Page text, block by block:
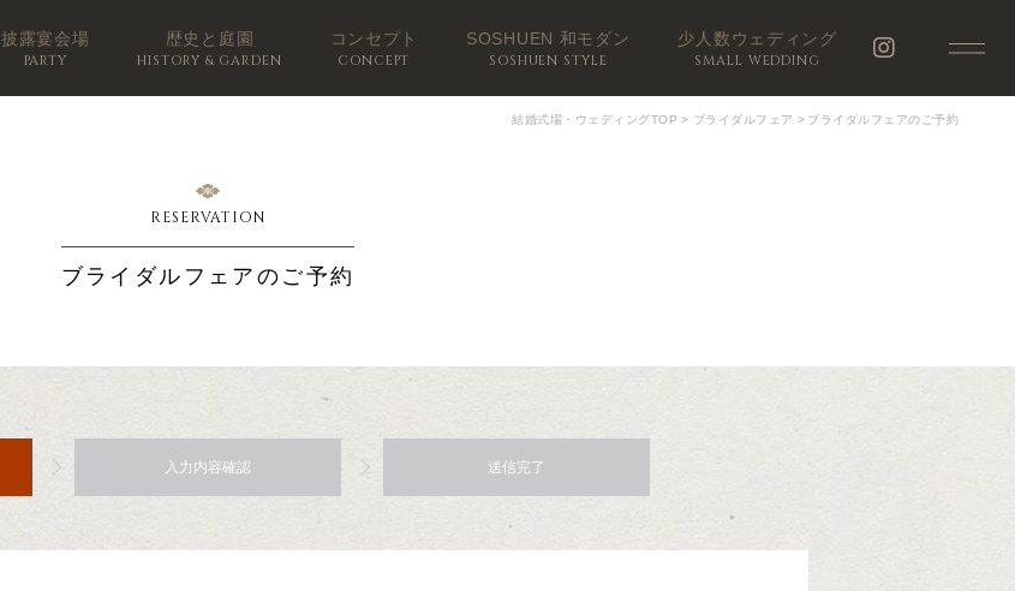
披露宴会場
PARTY
歴史と庭園
HISTORY & GARDEN
コンセプト
CONCEPT
SOSHUEN 和モダン
SOSHUEN STYLE
少人数ウェディング
SMALL WEDDING
結婚式場・ウェディングTOP > ブライダルフェア > ブライダルフェアのご予約
RESERVATION
ブライダルフェアのご予約
入力内容確認 送信完了